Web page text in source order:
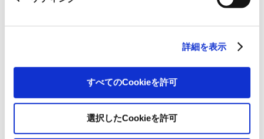
詳細を表示
すべてのCookieを許可
選択したCookieを許可
2018.08.29 IR News
2018.08.10 IR News
Consolidated Financial Results for the Three Months Ended
June 30, 2018 [Japanese GAAP]